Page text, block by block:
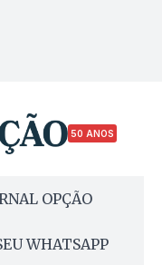
50 ANOS
OPÇÃO
WHATSAPP